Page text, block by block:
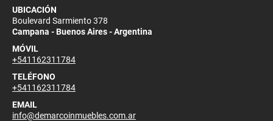
UBICACIÓN
Boulevard Sarmiento 378
Campana - Buenos Aires - Argentina
MÓVIL
+541162311784
TELÉFONO
+541162311784
EMAIL
info@demarcoinmuebles.com.ar